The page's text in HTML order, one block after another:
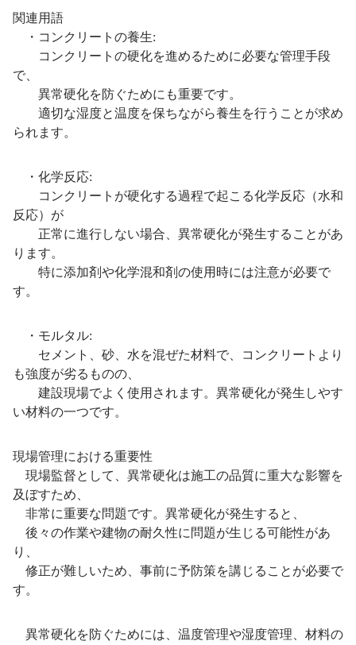
関連用語
・コンクリートの養生:
コンクリートの硬化を進めるために必要な管理手段
で、
異常硬化を防ぐためにも重要です。
適切な湿度と温度を保ちながら養生を行うことが求め
られます。
・化学反応:
コンクリートが硬化する過程で起こる化学反応（水和
反応）が
正常に進行しない場合、異常硬化が発生することがあ
ります。
特に添加剤や化学混和剤の使用時には注意が必要で
す。
・モルタル:
セメント、砂、水を混ぜた材料で、コンクリートより
も強度が劣るものの、
建設現場でよく使用されます。異常硬化が発生しやす
い材料の一つです。
現場管理における重要性
現場監督として、異常硬化は施工の品質に重大な影響を
及ぼすため、
非常に重要な問題です。異常硬化が発生すると、
後々の作業や建物の耐久性に問題が生じる可能性があ
り、
修正が難しいため、事前に予防策を講じることが必要で
す。
異常硬化を防ぐためには、温度管理や湿度管理、材料の